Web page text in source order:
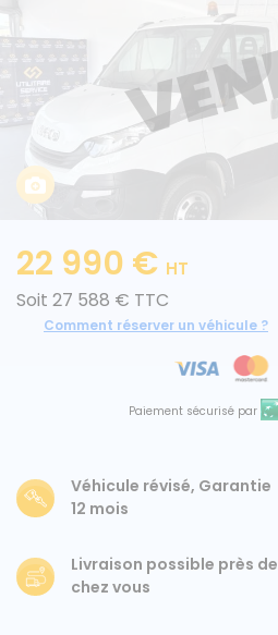
Caisses grands volumes
Minibus
Fiat
Ford
22 990 € HT
Soit 27 588 € TTC
Comment réserver un véhicule ?
Paiement sécurisé par
Véhicule révisé, Garantie
12 mois
Livraison possible près de
chez vous